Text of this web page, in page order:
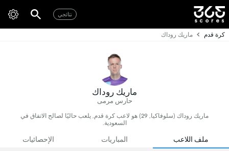
نتائجي
كرة قدم ماريك روداك
ماريك روداك
حارس مرمى
ماريك روداك (سلوفاكيا, 29) هو لاعب كرة قدم, يلعب حاليًا لصالح الاتفاق في
السعودية.
ملف اللاعب المباريات الإحصائيات